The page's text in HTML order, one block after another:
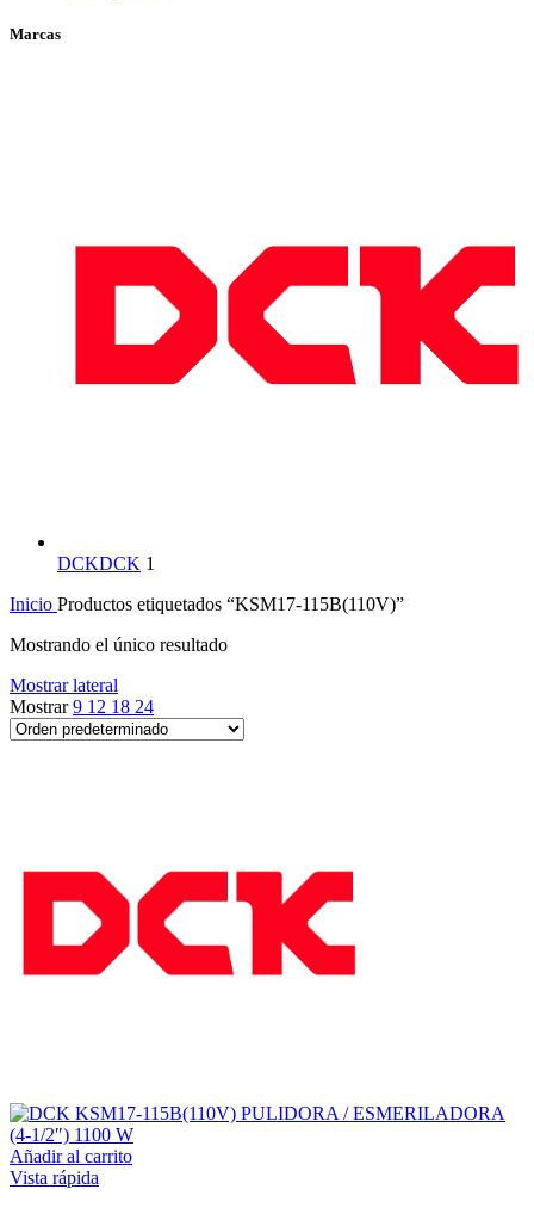
Marcas
DCKDCK 1
Inicio Productos etiquetados “KSM17-115B(110V)”
Mostrando el único resultado
Mostrar lateral
Mostrar9 12 18 24
Añadir al carrito
Vista rápida